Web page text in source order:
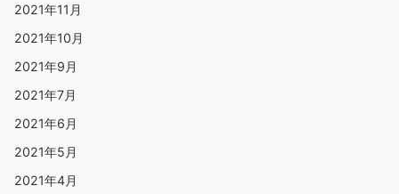
2021年11月
2021年10月
2021年9月
2021年7月
2021年6月
2021年5月
2021年4月